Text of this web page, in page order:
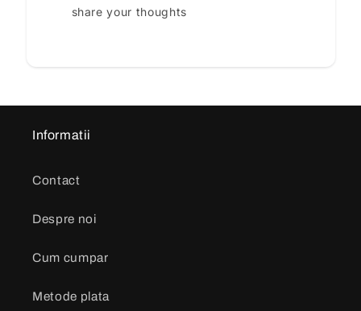
share your thoughts
Informatii
Contact
Despre noi
Cum cumpar
Metode plata